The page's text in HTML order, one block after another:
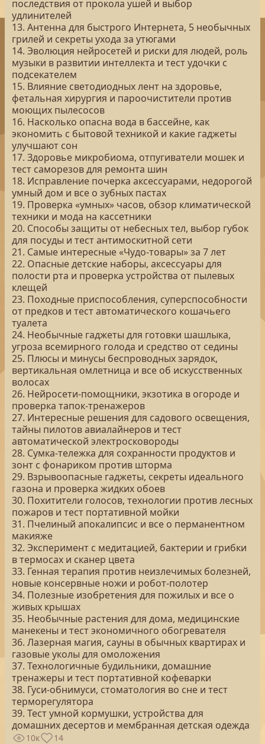
последствия от прокола ушей и выбор
удлинителей
13. Антенна для быстрого Интернета, 5 необычных
грилей и секреты ухода за утюгами
14. Эволюция нейросетей и риски для людей, роль
музыки в развитии интеллекта и тест удочки с
подсекателем
15. Влияние светодиодных лент на здоровье,
фетальная хирургия и пароочистители против
моющих пылесосов
16. Насколько опасна вода в бассейне, как
экономить с бытовой техникой и какие гаджеты
улучшают сон
17. Здоровье микробиома, отпугиватели мошек и
тест саморезов для ремонта шин
18. Исправление почерка аксессуарами, недорогой
умный дом и все о зубных пастах
19. Проверка «умных» часов, обзор климатической
техники и мода на кассетники
20. Способы защиты от небесных тел, выбор губок
для посуды и тест антимоскитной сети
21. Самые интересные «Чудо-товары» за 7 лет
22. Опасные детские наборы, аксессуары для
полости рта и проверка устройства от пылевых
клещей
23. Походные приспособления, суперспособности
от предков и тест автоматического кошачьего
туалета
24. Необычные гаджеты для готовки шашлыка,
угроза всемирного голода и средство от седины
25. Плюсы и минусы беспроводных зарядок,
вертикальная омлетница и все об искусственных
волосах
26. Нейросети-помощники, экзотика в огороде и
проверка тапок-тренажеров
27. Интересные решения для садового освещения,
тайны пилотов авиалайнеров и тест
автоматической электросковороды
28. Сумка-тележка для сохранности продуктов и
зонт с фонариком против шторма
29. Взрывоопасные гаджеты, секреты идеального
газона и проверка жидких обоев
30. Похитители голосов, технологии против лесных
пожаров и тест портативной мойки
31. Пчелиный апокалипсис и все о перманентном
макияже
32. Эксперимент с медитацией, бактерии и грибки
в термосах и сканер цвета
33. Генная терапия против неизлечимых болезней,
новые консервные ножи и робот-полотер
34. Полезные изобретения для пожилых и все о
живых крышах
35. Необычные растения для дома, медицинские
манекены и тест экономичного обогревателя
36. Лазерная магия, сауны в обычных квартирах и
газовые уколы для омоложения
37. Технологичные будильники, домашние
тренажеры и тест портативной кофеварки
38. Гуси-обнимуси, стоматология во сне и тест
терморегулятора
39. Тест умной кормушки, устройства для
домашних десертов и мембранная детская одежда
10к 14